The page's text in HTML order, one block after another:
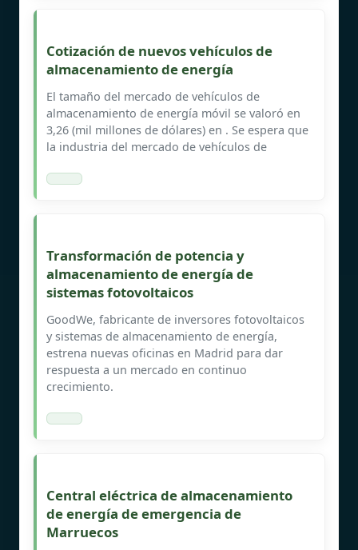
Cotización de nuevos vehículos de
almacenamiento de energía
El tamaño del mercado de vehículos de
almacenamiento de energía móvil se valoró en
3,26 (mil millones de dólares) en . Se espera que
la industria del mercado de vehículos de
Transformación de potencia y
almacenamiento de energía de
sistemas fotovoltaicos
GoodWe, fabricante de inversores fotovoltaicos
y sistemas de almacenamiento de energía,
estrena nuevas oficinas en Madrid para dar
respuesta a un mercado en continuo
crecimiento.
Central eléctrica de almacenamiento
de energía de emergencia de
Marruecos